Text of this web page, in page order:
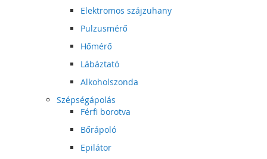
Elektromos szájzuhany
Pulzusmérő
Hőmérő
Lábáztató
Alkoholszonda
Szépségápolás
Férfi borotva
Bőrápoló
Epilátor